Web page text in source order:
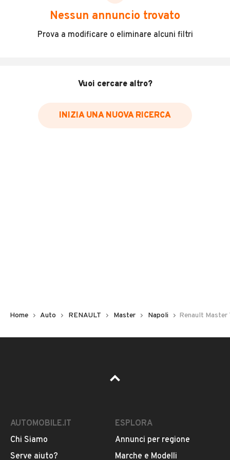
scegliere in modo trasparente e sicuro, come:
Incidenti in cui è stato coinvolto il veicolo
Data e luogo delle revisioni effettuate
Inserisci il numero di targa per verificare la disponibilità
Pubblicità
Nessun annuncio trovato
Prova a modificare o eliminare alcuni filtri
Vuoi cercare altro?
INIZIA UNA NUOVA RICERCA
Home Auto RENAULT Master Napoli Renault Master
AUTOMOBILE.IT
Chi Siamo
Serve aiuto?
ESPLORA
Annunci per regione
Marche e Modelli